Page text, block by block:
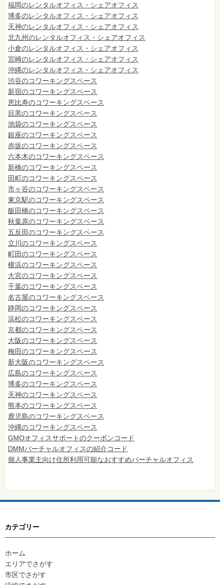
福岡のレンタルオフィス・シェアオフィス
博多のレンタルオフィス・シェアオフィス
天神のレンタルオフィス・シェアオフィス
北九州のレンタルオフィス・シェアオフィス
小倉のレンタルオフィス・シェアオフィス
宮崎のレンタルオフィス・シェアオフィス
沖縄のレンタルオフィス・シェアオフィス
渋谷のコワーキングスペース
新宿のコワーキングスペース
恵比寿のコワーキングスペース
目黒のコワーキングスペース
池袋のコワーキングスペース
銀座のコワーキングスペース
赤坂のコワーキングスペース
六本木のコワーキングスペース
新橋のコワーキングスペース
田町のコワーキングスペース
市ヶ谷のコワーキングスペース
東京駅のコワーキングスペース
飯田橋のコワーキングスペース
秋葉原のコワーキングスペース
五反田のコワーキングスペース
立川のコワーキングスペース
町田のコワーキングスペース
横浜のコワーキングスペース
大宮のコワーキングスペース
千葉のコワーキングスペース
名古屋のコワーキングスペース
静岡のコワーキングスペース
浜松のコワーキングスペース
京都のコワーキングスペース
大阪のコワーキングスペース
梅田のコワーキングスペース
新大阪のコワーキングスペース
広島のコワーキングスペース
博多のコワーキングスペース
天神のコワーキングスペース
熊本のコワーキングスペース
鹿児島のコワーキングスペース
沖縄のコワーキングスペース
GMOオフィスサポートのクーポンコード
DMMバーチャルオフィスの紹介コード
個人事業主向け住所利用可能なおすすめバーチャルオフィス
カテゴリー
ホーム
エリアでさがす
市区でさがす